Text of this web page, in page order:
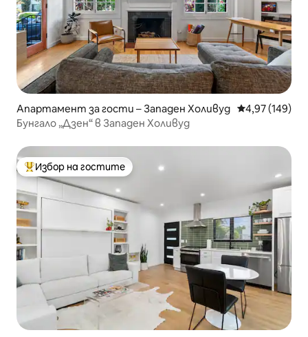
Апартамент за гости – Западен Холивуд Средна
4,97 (149)
Бунгало „Дзен“ в Западен Холивуд
Най-популярен избор на гостите
Избор на гостите